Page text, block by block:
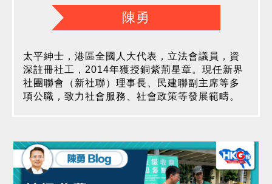
陳勇
太平紳士，港區全國人大代表，立法會議員，資
深註冊社工，2014年獲授銅紫荊星章。現任新界
社團聯會（新社聯）理事長、民建聯副主席等多
項公職，致力社會服務、社會政策等發展範疇。